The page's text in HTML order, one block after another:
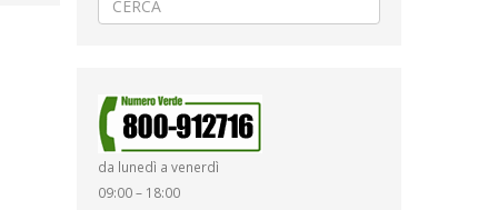
da lunedì a venerdì
09:00 – 18:00